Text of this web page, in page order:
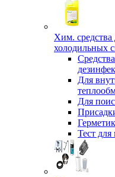
Хим. средства
холодильных
Для
Для
Тест для